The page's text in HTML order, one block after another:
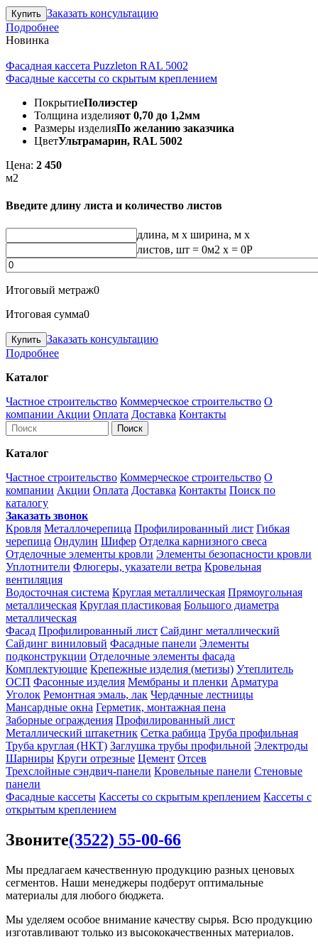
Заказать консультацию
Подробнее
Новинка
Фасадная кассета Puzzleton RAL 5002
Фасадные кассеты со скрытым креплением
ПокрытиеПолиэстер
Толщина изделияот 0,70 до 1,2мм
Размеры изделияПо желанию заказчика
ЦветУльтрамарин, RAL 5002
Цена: 2 450
м2
Введите длину листа и количество листов
длина, м x ширина, м x
листов, шт = 0м2 x = 0Р
Итоговый метраж0
Итоговая сумма0
Заказать консультацию
Подробнее
Каталог
Частное строительство Коммерческое строительство О
компании Акции Оплата Доставка Контакты
Каталог
Частное строительство Коммерческое строительство О
компании Акции Оплата Доставка Контакты Поиск по
каталогу
Заказать звонок
Кровля Металлочерепица Профилированный лист Гибкая
черепица Ондулин Шифер Отделка карнизного свеса
Отделочные элементы кровли Элементы безопасности кровли
Уплотнители Флюгеры, указатели ветра Кровельная
вентиляция
Водосточная система Круглая металлическая Прямоугольная
металлическая Круглая пластиковая Большого диаметра
металлическая
Фасад Профилированный лист Сайдинг металлический
Сайдинг виниловый Фасадные панели Элементы
подконструкции Отделочные элементы фасада
Комплектующие Крепежные изделия (метизы) Утеплитель
ОСП Фасонные изделия Мембраны и пленки Арматура
Уголок Ремонтная эмаль, лак Чердачные лестницы
Мансардные окна Герметик, монтажная пена
Заборные ограждения Профилированный лист
Металлический штакетник Сетка рабица Труба профильная
Труба круглая (НКТ) Заглушка трубы профильной Электроды
Шарниры Круги отрезные Цемент Отсев
Трехслойные сэндвич-панели Кровельные панели Стеновые
панели
Фасадные кассеты Кассеты со скрытым креплением Кассеты с
открытым креплением
Звоните(3522) 55-00-66
Мы предлагаем качественную продукцию разных ценовых
сегментов. Наши менеджеры подберут оптимальные
материалы для любого бюджета.
Мы уделяем особое внимание качеству сырья. Всю продукцию
изготавливают только из высококачественных материалов.